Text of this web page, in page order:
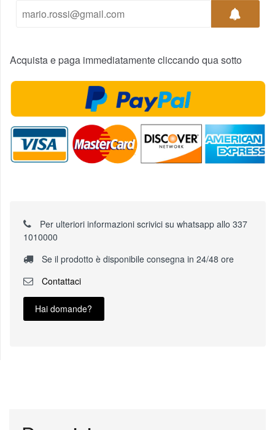
Acquista e paga immediatamente cliccando qua sotto
Per ulteriori informazioni scrivici su whatsapp allo 337
1010000
Se il prodotto è disponibile consegna in 24/48 ore
Contattaci
Hai domande?